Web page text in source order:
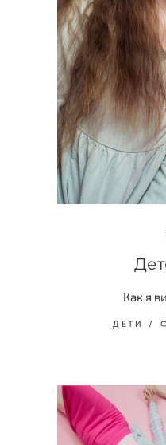
Как я
ДЕТИ